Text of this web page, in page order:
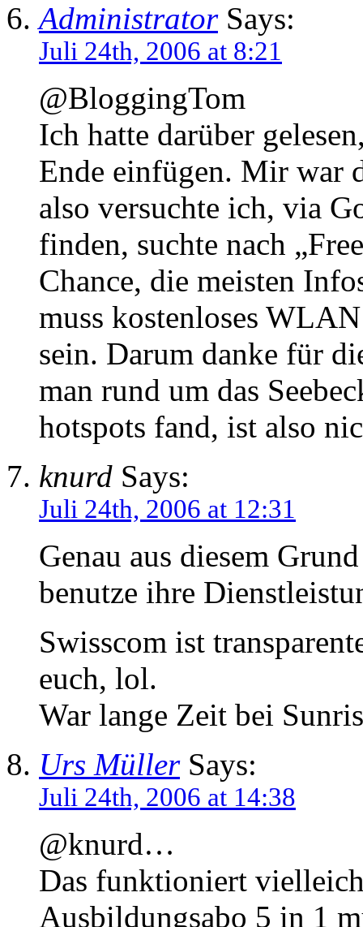
AdministratorSays:
Juli 24th, 2006 at 8:21
@BloggingTom
Ich hatte darüber
Ende einfügen. Mir war
also versuchte ich, via
finden, suchte nach
Chance, die meisten
muss kostenloses
sein. Darum danke für
man rund um das
hotspots fand, ist also
knurd Says:
Juli 24th, 2006 at 12:31
Genau aus diesem
benutze ihre
Swisscom ist
euch, lol.
War lange Zeit bei
Urs MüllerSays:
Juli 24th, 2006 at 14:38
@knurd…
Das funktioniert
Ausbildungsabo 5 in 1